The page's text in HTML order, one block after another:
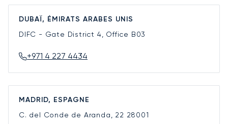
DUBAÏ, ÉMIRATS ARABES UNIS
DIFC - Gate District 4, Office B03
+971 4 227 4434
MADRID, ESPAGNE
C. del Conde de Aranda, 22 28001